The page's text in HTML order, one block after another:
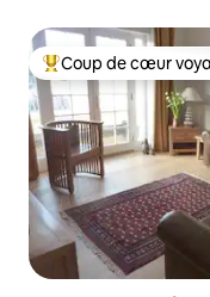
Coups de cœur
Coup de cœur